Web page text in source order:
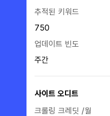
추적된 키워드
750
업데이트 빈도
주간
사이트 오디트
크롤링 크레딧 /월